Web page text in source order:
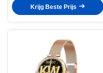
Krijg Beste Prijs